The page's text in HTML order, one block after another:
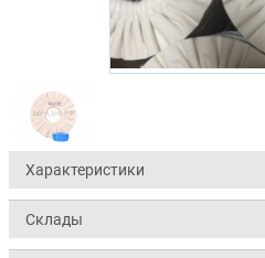
Характеристики
Склады